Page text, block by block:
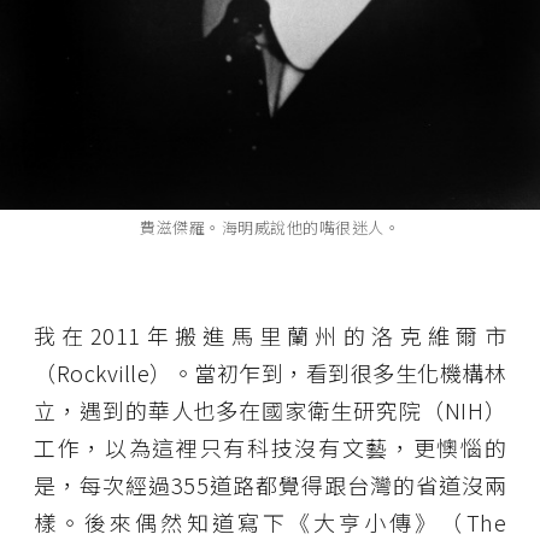
費滋傑羅。海明威說他的嘴很迷人。
我在2011年搬進馬里蘭州的洛克維爾市
（Rockville）。當初乍到，看到很多生化機構林
立，遇到的華人也多在國家衛生研究院（NIH）
工作，以為這裡只有科技沒有文藝，更懊惱的
是，每次經過355道路都覺得跟台灣的省道沒兩
樣。後來偶然知道寫下《大亨小傳》（The